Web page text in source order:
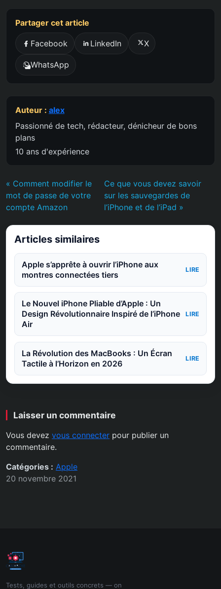
Partager cet article
Facebook LinkedIn X
WhatsApp
Auteur : alex
Passionné de tech, rédacteur, dénicheur de bons
plans
10 ans d'expérience
« Comment modifier le
mot de passe de votre
compte Amazon
Ce que vous devez savoir
sur les sauvegardes de
l’iPhone et de l’iPad »
Articles similaires
Apple s’apprête à ouvrir l’iPhone aux
montres connectées tiers
LIRE
Le Nouvel iPhone Pliable d’Apple : Un
Design Révolutionnaire Inspiré de l’iPhone
Air
LIRE
La Révolution des MacBooks : Un Écran
Tactile à l’Horizon en 2026
LIRE
Laisser un commentaire
Vous devez vous connecter pour publier un
commentaire.
Catégories : Apple
20 novembre 2021
Tests, guides et outils concrets — on